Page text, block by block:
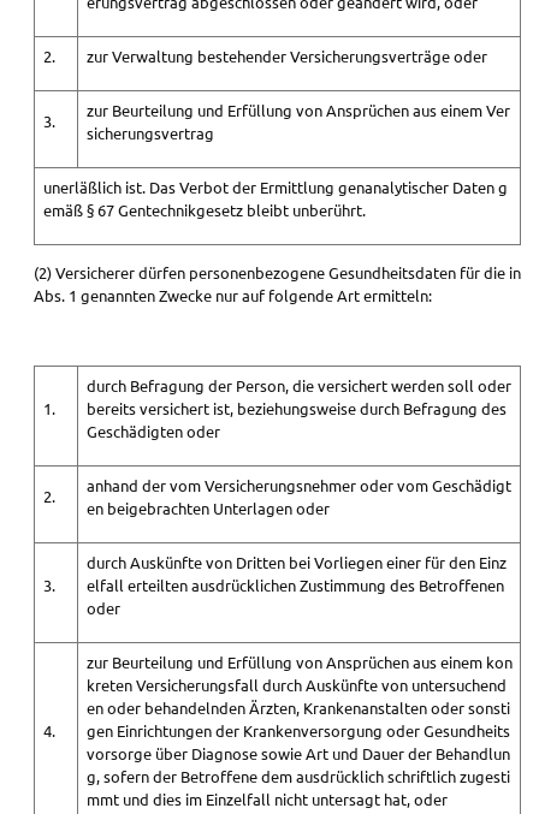
2. zur Verwaltung bestehender Versicherungsverträge oder
3.
zur Beurteilung und Erfüllung von Ansprüchen aus einem Ver
sicherungsvertrag
unerläßlich ist. Das Verbot der Ermittlung genanalytischer Daten g
emäß § 67 Gentechnikgesetz bleibt unberührt.
(2) Versicherer dürfen personenbezogene Gesundheitsdaten für die in
Abs. 1 genannten Zwecke nur auf folgende Art ermitteln:
1.
durch Befragung der Person, die versichert werden soll oder
bereits versichert ist, beziehungsweise durch Befragung des
Geschädigten oder
2.
anhand der vom Versicherungsnehmer oder vom Geschädigt
en beigebrachten Unterlagen oder
3.
durch Auskünfte von Dritten bei Vorliegen einer für den Einz
elfall erteilten ausdrücklichen Zustimmung des Betroffenen
oder
4.
zur Beurteilung und Erfüllung von Ansprüchen aus einem kon
kreten Versicherungsfall durch Auskünfte von untersuchend
en oder behandelnden Ärzten, Krankenanstalten oder sonsti
gen Einrichtungen der Krankenversorgung oder Gesundheits
vorsorge über Diagnose sowie Art und Dauer der Behandlun
g, sofern der Betroffene dem ausdrücklich schriftlich zugesti
mmt und dies im Einzelfall nicht untersagt hat, oder